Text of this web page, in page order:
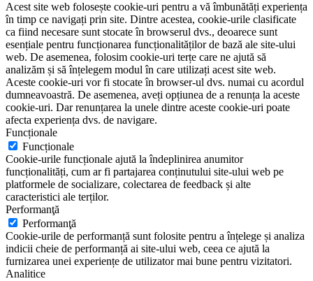
Acest site web folosește cookie-uri pentru a vă îmbunătăți experiența
în timp ce navigați prin site. Dintre acestea, cookie-urile clasificate
ca fiind necesare sunt stocate în browserul dvs., deoarece sunt
esențiale pentru funcționarea funcționalităților de bază ale site-ului
web. De asemenea, folosim cookie-uri terțe care ne ajută să
analizăm și să înțelegem modul în care utilizați acest site web.
Aceste cookie-uri vor fi stocate în browser-ul dvs. numai cu acordul
dumneavoastră. De asemenea, aveți opțiunea de a renunța la aceste
cookie-uri. Dar renunțarea la unele dintre aceste cookie-uri poate
afecta experiența dvs. de navigare.
Funcționale
Funcționale
Cookie-urile funcționale ajută la îndeplinirea anumitor
funcționalități, cum ar fi partajarea conținutului site-ului web pe
platformele de socializare, colectarea de feedback și alte
caracteristici ale terților.
Performanţă
Performanţă
Cookie-urile de performanță sunt folosite pentru a înțelege și analiza
indicii cheie de performanță ai site-ului web, ceea ce ajută la
furnizarea unei experiențe de utilizator mai bune pentru vizitatori.
Analitice